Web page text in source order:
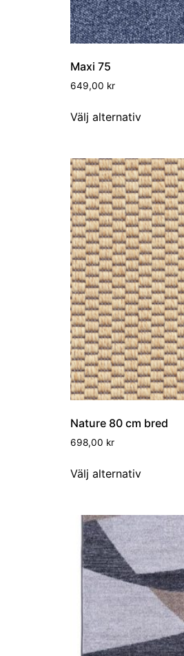
Maxi 75
649,00 kr
Välj alternativ
Nature 80 cm bred
698,00 kr
Välj alternativ